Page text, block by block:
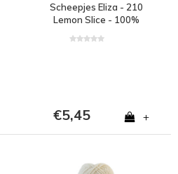
Scheepjes Eliza - 210
Lemon Slice - 100%
€5,45 +